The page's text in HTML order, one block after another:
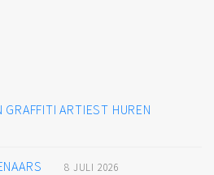
GRAFFITI ARTIEST HUREN
8 JULI 2026